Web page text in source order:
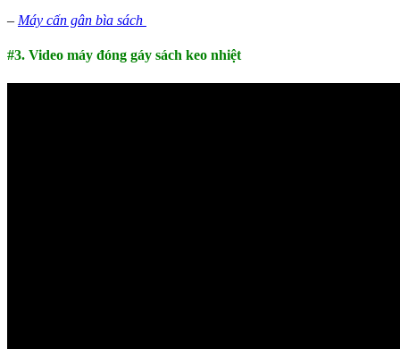
– Máy cấn gân bìa sách
#3. Video máy đóng gáy sách keo nhiệt